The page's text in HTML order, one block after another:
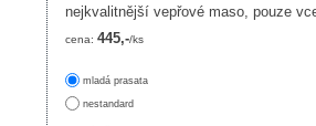
nejkvalitnější vepřové maso, pouze
cena: 445,-/ks
mladá prasata
nestandard